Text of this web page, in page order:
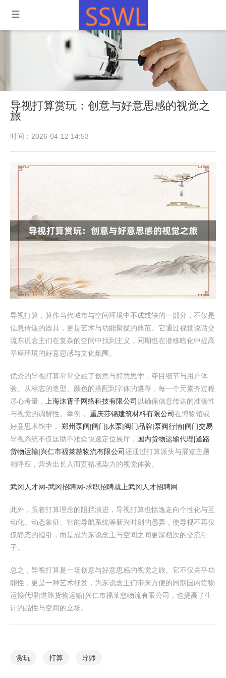
导视打算赏玩：创意与好意思感的视觉之
旅
时间：2026-04-12 14:53
导视打算，算作当代城市与空间环境中不成或缺的一部分，不仅是
信息传递的器具，更是艺术与功能聚拢的典范。它通过视觉说话交
流东说念主们在复杂的空间中找到主义，同期也在潜移暗化中提高
举座环境的好意思感与文化氛围。
优秀的导视打算常常交融了创意与好意思学，夺目细节与用户体
验。从标志的造型、颜色的搭配到字体的遴荐，每一个元素齐过程
尽心考量，
上海沫霄子网络科技有限公司 以确保信息传达的准确性
与视觉的调解性。举例， 重庆莎锦建筑材料有限公司在博物馆或
好意思术馆中， 郑州泵阀|阀门|水泵|阀门品牌|泵阀行情|阀门交易
导视系统不仅匡助不雅众快速定位展厅， 国内货物运输代理|道路
货物运输|兴仁市福莱慈物流有限公司还通过打算派头与展览主题
相呼应，营造出长入而宽裕感染力的视觉体验。
武冈人才网-武冈招聘网-求职招聘就上武冈人才招聘网
此外，跟着打算理念的阻挡演进，导视打算也恬逸走向个性化与互
动化。动态象征、智能导航系统等新兴时刻的愚弄，使导视不再仅
仅静态的指引，而是成为东说念主与空间之间更深档次的交流引
子。
总之，导视打算是一场创意与好意思感的视觉之旅。它不仅关乎功
能性，更是一种艺术抒发，为东说念主们带来方便的同期国内货物
运输代理|道路货物运输|兴仁市福莱慈物流有限公司，也提高了生
计的品性与空间的立场。
赏玩 打算 导师